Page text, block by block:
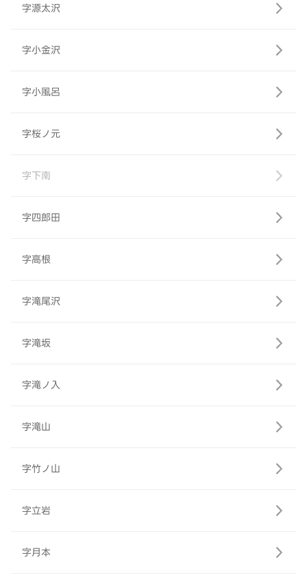
字源太沢
字小金沢
字小風呂
字桜ノ元
字下南
字四郎田
字高根
字滝尾沢
字滝坂
字滝ノ入
字滝山
字竹ノ山
字立岩
字月本